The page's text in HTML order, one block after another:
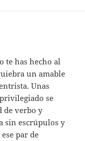
te has hecho al
un amable
Unas
se
de verbo y
sin escrúpulos y
par de